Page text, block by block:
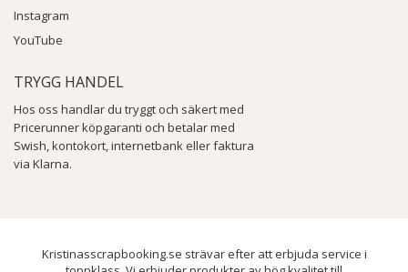
Instagram
YouTube
TRYGG HANDEL
Hos oss handlar du tryggt och säkert med
Pricerunner köpgaranti och betalar med
Swish, kontokort, internetbank eller faktura
via Klarna.
Kristinasscrapbooking.se strävar efter att erbjuda service i